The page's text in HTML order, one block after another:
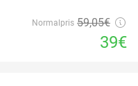
Normalpris 59,05€
39€